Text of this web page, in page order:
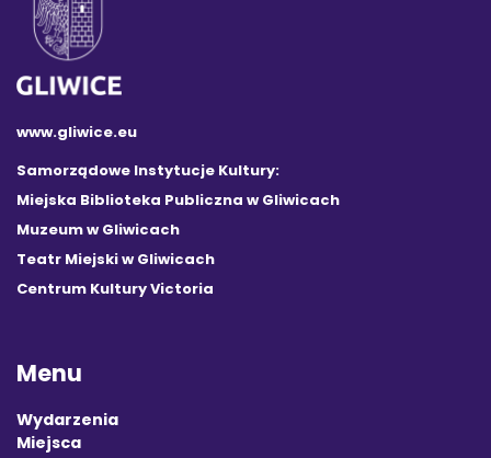
www.gliwice.eu
Samorządowe Instytucje Kultury:
Miejska Biblioteka Publiczna w Gliwicach
Muzeum w Gliwicach
Teatr Miejski w Gliwicach
Centrum Kultury Victoria
Menu
Wydarzenia
Miejsca